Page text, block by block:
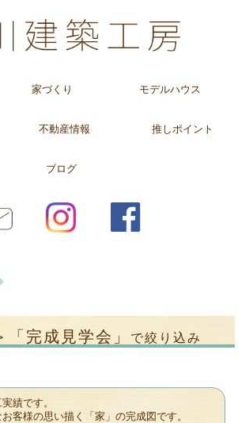
家づくり モデルハウス
不動産情報 推しポイント
ブログ
「完成見学会」 で絞り込み
績です。
客様の思い描く「家」の完成図です。